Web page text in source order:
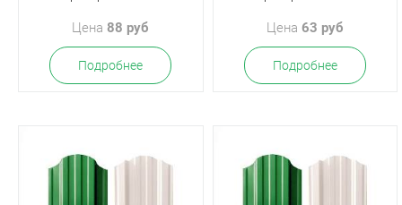
Цена88 руб
Подробнее
Цена 63 руб
Подробнее